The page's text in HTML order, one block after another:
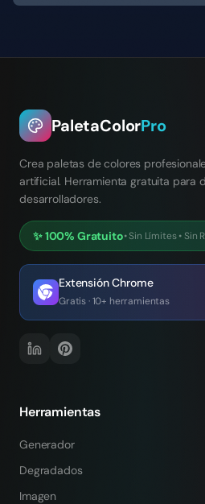
PaletaColorPro
Crea paletas de colores
artificial. Herramienta gratuita para
desarrolladores.
✨100% Gratuito•Sin Límites• Sin
Extensión Chrome
Gratis · 10+ herramientas
Herramientas
Generador
Degradados
Imagen